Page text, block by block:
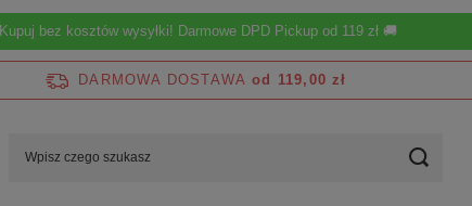
Kupuj bez kosztów wysyłki! Darmowe DPD Pickup od 119 zł 🚚
DARMOWA DOSTAWA od 119,00 zł